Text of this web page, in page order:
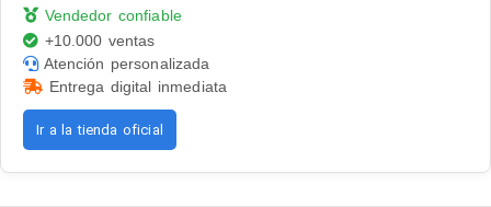
Vendedor confiable
+10.000 ventas
Atención personalizada
Entrega digital inmediata
Ir a la tienda oficial